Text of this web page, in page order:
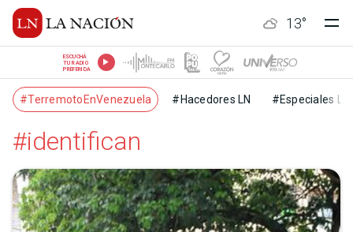
13°
ESCUCHÁ
TU RADIO
PREFERIDA
#TerremotoEnVenezuela #Hacedores LN #Especiales LN
#identifican